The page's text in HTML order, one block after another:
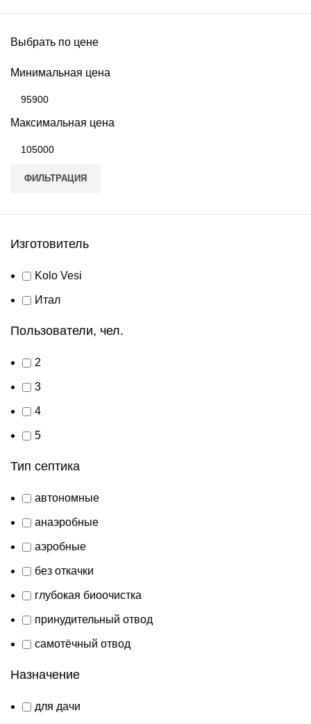
Выбрать по цене
Минимальная цена
Максимальная цена
ФИЛЬТРАЦИЯ
Изготовитель
Kolo Vesi
Итал
Пользователи, чел.
2
3
4
5
Тип септика
автономные
анаэробные
аэробные
без откачки
глубокая биоочистка
принудительный отвод
самотёчный отвод
Назначение
для дачи